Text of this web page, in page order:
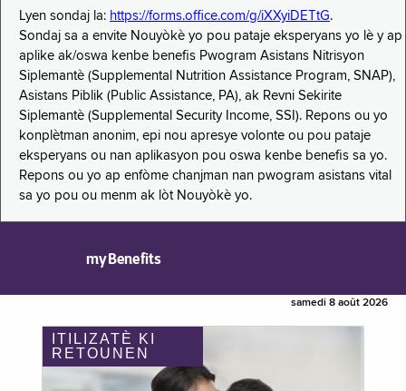
Lyen sondaj la: https://forms.office.com/g/iXXyiDETtG.
Sondaj sa a envite Nouyòkè yo pou pataje eksperyans yo lè y ap
aplike ak/oswa kenbe benefis Pwogram Asistans Nitrisyon
Siplemantè (Supplemental Nutrition Assistance Program, SNAP),
Asistans Piblik (Public Assistance, PA), ak Revni Sekirite
Siplemantè (Supplemental Security Income, SSI). Repons ou yo
konplètman anonim, epi nou apresye volonte ou pou pataje
eksperyans ou nan aplikasyon pou oswa kenbe benefis sa yo.
Repons ou yo ap enfòme chanjman nan pwogram asistans vital
sa yo pou ou menm ak lòt Nouyòkè yo.
myBenefits
samedi 8 août 2026
ITILIZATÈ KI
RETOUNEN